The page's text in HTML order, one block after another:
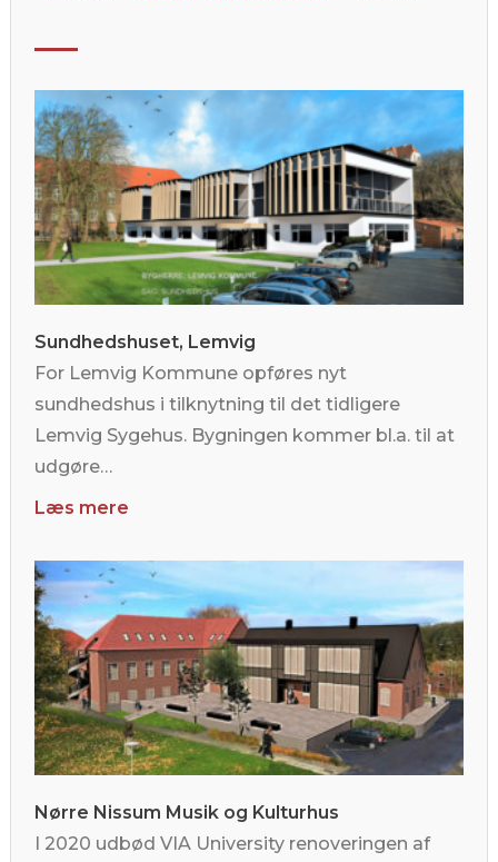
Sundhedshuset, Lemvig
For Lemvig Kommune opføres nyt
sundhedshus i tilknytning til det tidligere
Lemvig Sygehus. Bygningen kommer bl.a. til at
udgøre…
Læs mere
Nørre Nissum Musik og Kulturhus
I 2020 udbød VIA University renoveringen af